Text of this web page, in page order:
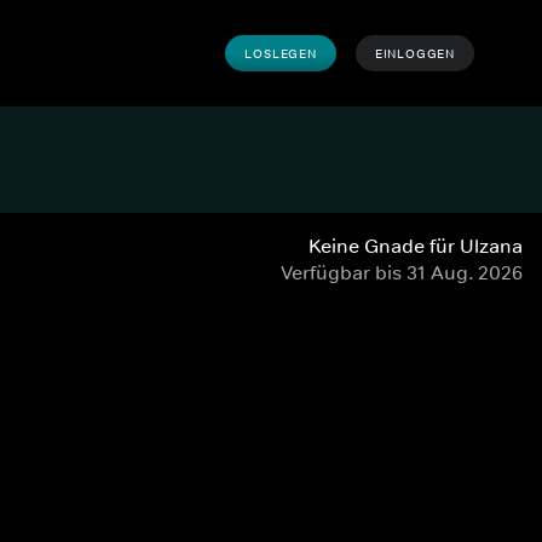
LOSLEGEN EINLOGGEN
Keine Gnade für Ulzana
Verfügbar bis 31 Aug. 2026